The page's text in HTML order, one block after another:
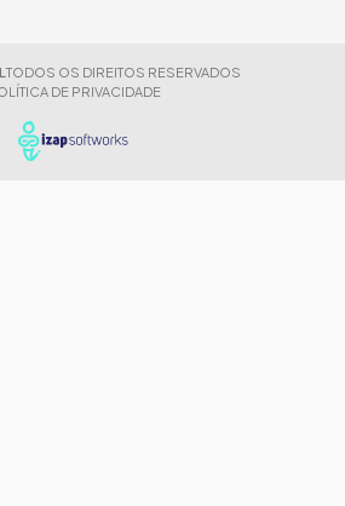
TODOS OS DIREITOS RESERVADOS
DE PRIVACIDADE